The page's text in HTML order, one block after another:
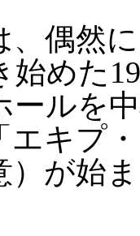
偶然
始めた
ールを
エキプ
）が始